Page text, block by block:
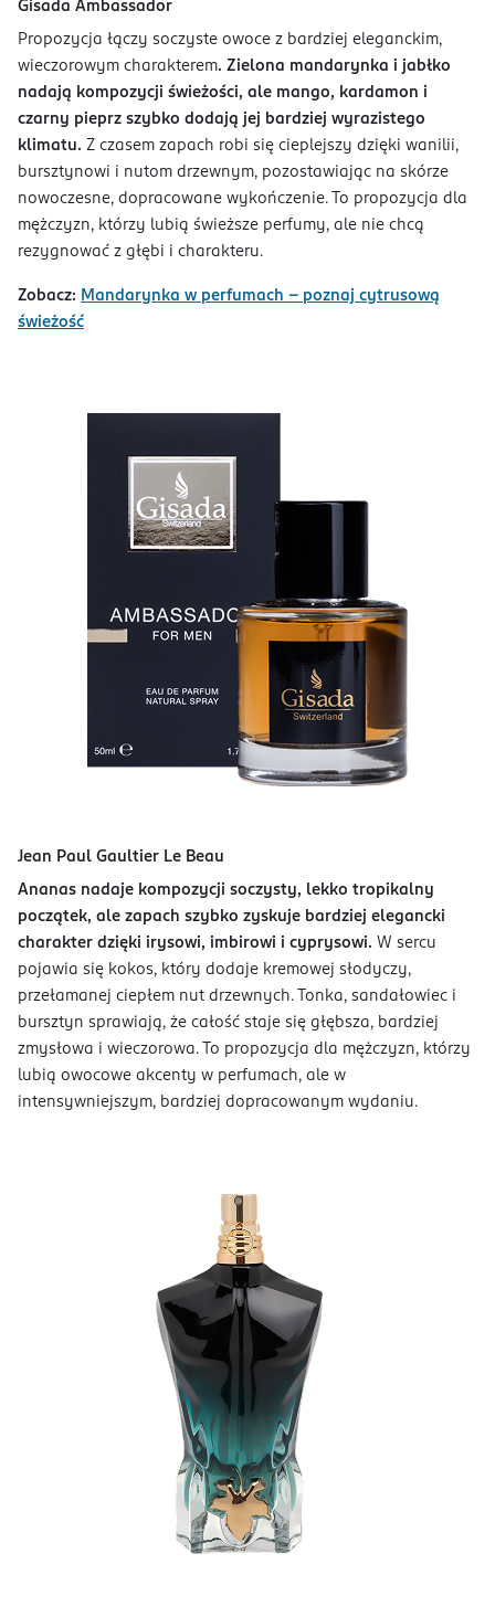
Gisada Ambassador
Propozycja łączy soczyste owoce z bardziej eleganckim,
wieczorowym charakterem. Zielona mandarynka i jabłko
nadają kompozycji świeżości, ale mango, kardamon i
czarny pieprz szybko dodają jej bardziej wyrazistego
klimatu. Z czasem zapach robi się cieplejszy dzięki wanilii,
bursztynowi i nutom drzewnym, pozostawiając na skórze
nowoczesne, dopracowane wykończenie. To propozycja dla
mężczyzn, którzy lubią świeższe perfumy, ale nie chcą
rezygnować z głębi i charakteru.
Zobacz: Mandarynka w perfumach - poznaj cytrusową
świeżość
Jean Paul Gaultier Le Beau
Ananas nadaje kompozycji soczysty, lekko tropikalny
początek, ale zapach szybko zyskuje bardziej elegancki
charakter dzięki irysowi, imbirowi i cyprysowi. W sercu
pojawia się kokos, który dodaje kremowej słodyczy,
przełamanej ciepłem nut drzewnych. Tonka, sandałowiec i
bursztyn sprawiają, że całość staje się głębsza, bardziej
zmysłowa i wieczorowa. To propozycja dla mężczyzn, którzy
lubią owocowe akcenty w perfumach, ale w
intensywniejszym, bardziej dopracowanym wydaniu.